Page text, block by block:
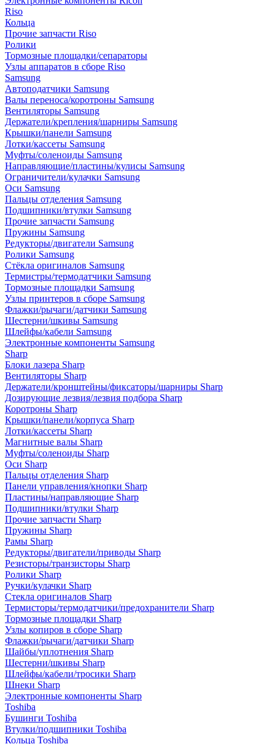
Riso
Кольца
Прочие запчасти Riso
Ролики
Тормозные площадки/сепараторы
Узлы аппаратов в сборе Riso
Samsung
Автоподатчики Samsung
Валы переноса/коротроны Samsung
Вентиляторы Samsung
Держатели/крепления/шарниры Samsung
Крышки/панели Samsung
Лотки/кассеты Samsung
Муфты/соленоиды Samsung
Направляющие/пластины/кулисы Samsung
Ограничители/кулачки Samsung
Оси Samsung
Пальцы отделения Samsung
Подшипники/втулки Samsung
Прочие запчасти Samsung
Пружины Samsung
Редукторы/двигатели Samsung
Ролики Samsung
Стёкла оригиналов Samsung
Термистры/термодатчики Samsung
Тормозные площадки Samsung
Узлы принтеров в сборе Samsung
Флажки/рычаги/датчики Samsung
Шестерни/шкивы Samsung
Шлейфы/кабели Samsung
Электронные компоненты Samsung
Sharp
Блоки лазера Sharp
Вентиляторы Sharp
Держатели/кронштейны/фиксаторы/шарниры Sharp
Дозирующие лезвия/лезвия подбора Sharp
Коротроны Sharp
Крышки/панели/корпуса Sharp
Лотки/кассеты Sharp
Магнитные валы Sharp
Муфты/соленоиды Sharp
Оси Sharp
Пальцы отделения Sharp
Панели управления/кнопки Sharp
Пластины/направляющие Sharp
Подшипники/втулки Sharp
Прочие запчасти Sharp
Пружины Sharp
Рамы Sharp
Редукторы/двигатели/приводы Sharp
Резисторы/транзисторы Sharp
Ролики Sharp
Ручки/кулачки Sharp
Стекла оригиналов Sharp
Термисторы/термодатчики/предохранители Sharp
Тормозные площадки Sharp
Узлы копиров в сборе Sharp
Флажки/рычаги/датчики Sharp
Шайбы/уплотнения Sharp
Шестерни/шкивы Sharp
Шлейфы/кабели/тросики Sharp
Шнеки Sharp
Электронные компоненты Sharp
Toshiba
Бушинги Toshiba
Втулки/подшипники Toshiba
Кольца Toshiba